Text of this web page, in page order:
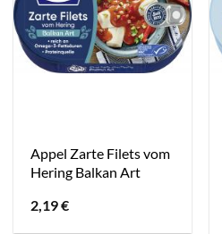
Appel Zarte Filets vom
Hering Balkan Art
2,19€